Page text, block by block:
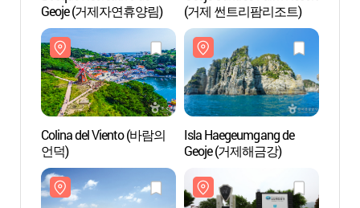
Geoje (거제자연휴양림)
(거제 썬트리팜리조트)
Colina del Viento (바람의
언덕)
Isla Haegeumgang de
Geoje (거제해금강)